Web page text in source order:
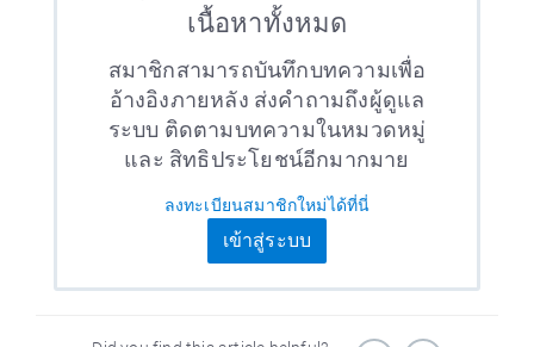
เนื้อหาทั้งหมด
สมาชิกสามารถบันทึกบทความเพื่อ
อ้างอิงภายหลัง ส่งคำถามถึงผู้ดูแล
ระบบ ติดตามบทความในหมวดหมู่
และ สิทธิประโยชน์อีกมากมาย
ลงทะเบียนสมาชิกใหม่ได้ที่นี่
เข้าสู่ระบบ